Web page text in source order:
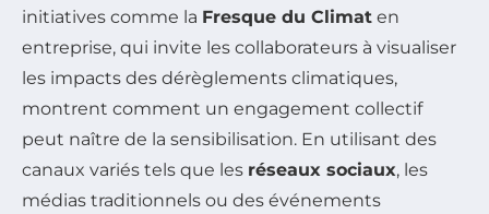
initiatives comme la Fresque du Climat en
entreprise, qui invite les collaborateurs à visualiser
les impacts des dérèglements climatiques,
montrent comment un engagement collectif
peut naître de la sensibilisation. En utilisant des
canaux variés tels que les réseaux sociaux, les
médias traditionnels ou des événements